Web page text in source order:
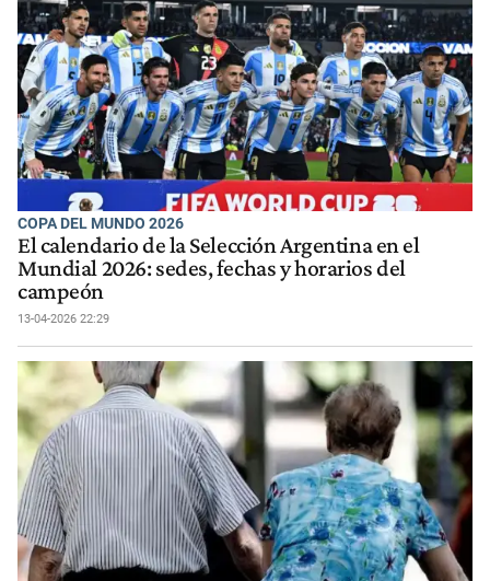
COPA DEL MUNDO 2026
El calendario de la Selección Argentina en el
Mundial 2026: sedes, fechas y horarios del
campeón
13-04-2026 22:29